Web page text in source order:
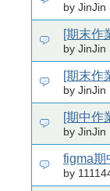
by JinJin
[期末作
by JinJin
[期末作
by JinJin
[期中作
by JinJin
figma期
by